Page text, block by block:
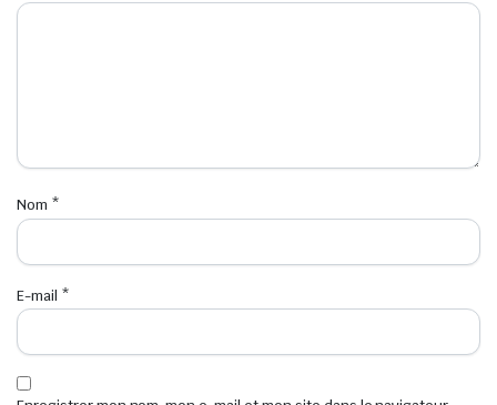
Nom *
E-mail *